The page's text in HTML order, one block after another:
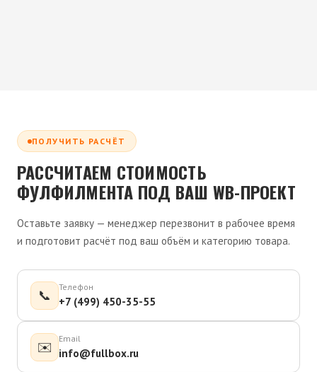
ПОЛУЧИТЬ РАСЧЁТ
РАССЧИТАЕМ СТОИМОСТЬ
ФУЛФИЛМЕНТА ПОД ВАШ WB-ПРОЕКТ
Оставьте заявку — менеджер перезвонит в рабочее время
и подготовит расчёт под ваш объём и категорию товара.
📞
Телефон
+7 (499) 450-35-55
✉️
Email
info@fullbox.ru